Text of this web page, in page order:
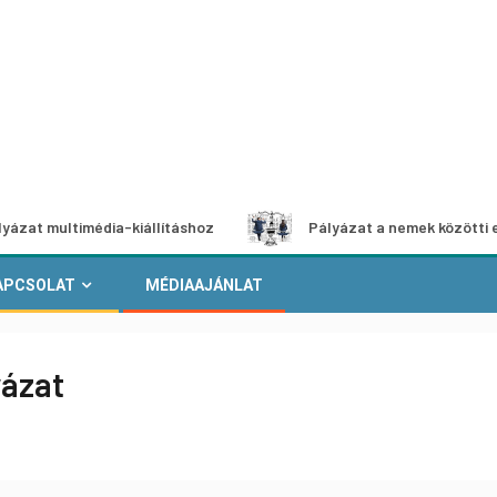
kiállításhoz Pályázat a nemek közötti
MÉDIAAJÁNLAT